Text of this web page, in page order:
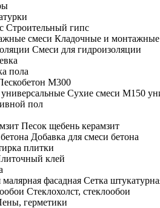
Строительный гипс
Кладочные и монтажные
Смеси для гидроизоляции
пола
М300
Сухие смеси М150
пол
Песок щебень керамзит
Добавка для смеси бетона
плитки
клей
Сетка
Стеклохолст, стеклообои
герметики